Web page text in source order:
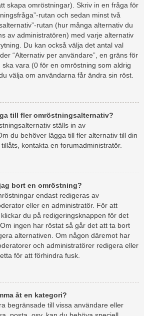
skapa omröstningar). Skriv in en fråga för
rutan och sedan minst två
rutan (hur många alternativ du
av administratören) med varje alternativ
Du kan också välja det antal val
“Alternativ per användare”, en gräns för
vara (0 för en omröstning som aldrig
välja om användarna får ändra sin röst.
till fler omröstningsalternativ?
ställs in av
du behöver lägga till fler alternativ till din
kontakta en forumadministratör.
bort en omröstning?
endast redigeras av
eller en administratör. För att
du på redigeringsknappen för det
ingen har röstat så går det att ta bort
alternativen. Om någon däremot har
och administratörer redigera eller
för att förhindra fusk.
åt en kategori?
begränsade till vissa användare eller